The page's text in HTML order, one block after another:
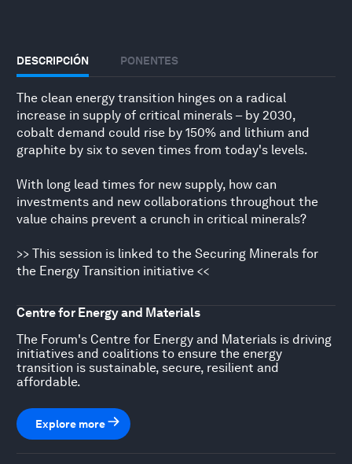
DESCRIPCIÓN PONENTES
The clean energy transition hinges on a radical
increase in supply of critical minerals – by 2030,
cobalt demand could rise by 150% and lithium and
graphite by six to seven times from today's levels.
With long lead times for new supply, how can
investments and new collaborations throughout the
value chains prevent a crunch in critical minerals?
>> This session is linked to the Securing Minerals for
the Energy Transition initiative <<
Centre for Energy and Materials
The Forum's Centre for Energy and Materials is driving
initiatives and coalitions to ensure the energy
transition is sustainable, secure, resilient and
affordable.
Explore more